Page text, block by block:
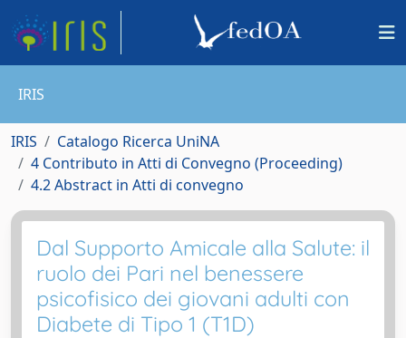
IRIS
IRIS
Catalogo Ricerca UniNA
4 Contributo in Atti di Convegno (Proceeding)
4.2 Abstract in Atti di convegno
Dal Supporto Amicale alla Salute: il
ruolo dei Pari nel benessere
psicofisico dei giovani adulti con
Diabete di Tipo 1 (T1D)